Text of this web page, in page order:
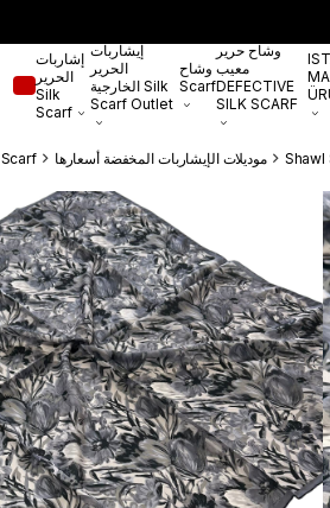
إشاربات
الحرير
Silk
Scarf
إيشاربات
الحرير
الخارجية Silk
Scarf Outlet
وشاح
Scarf
وشاح حرير
معيب
DEFECTIVE
SILK SCARF
وشاح Scarf موديلات الإيشاربات المخفضة أسعارها Shawl